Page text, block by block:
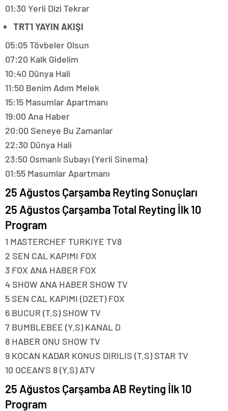
01:30 Yerli Dizi Tekrar
TRT1 YAYIN AKIŞI
05:05 Tövbeler Olsun
07:20 Kalk Gidelim
10:40 Dünya Hali
11:50 Benim Adım Melek
15:15 Masumlar Apartmanı
19:00 Ana Haber
20:00 Seneye Bu Zamanlar
22:30 Dünya Hali
23:50 Osmanlı Subayı (Yerli Sinema)
01:55 Masumlar Apartmanı
25 Ağustos Çarşamba Reyting Sonuçları
25 Ağustos Çarşamba Total Reyting İlk 10
Program
1 MASTERCHEF TURKIYE TV8
2 SEN CAL KAPIMI FOX
3 FOX ANA HABER FOX
4 SHOW ANA HABER SHOW TV
5 SEN CAL KAPIMI (OZET) FOX
6 BUCUR (T.S) SHOW TV
7 BUMBLEBEE (Y.S) KANAL D
8 HABER ONU SHOW TV
9 KOCAN KADAR KONUS DIRILIS (T.S) STAR TV
10 OCEAN’S 8 (Y.S) ATV
25 Ağustos Çarşamba AB Reyting İlk 10
Program